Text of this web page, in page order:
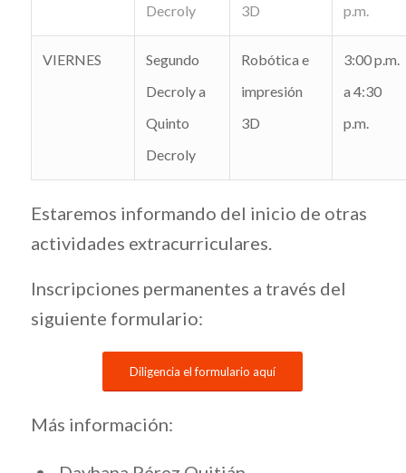
Decroly
3D
p.m.
VIERNES
Segundo
Decroly a
Quinto
Decroly
Robótica e
impresión
3D
3:00 p.m.
a 4:30
p.m.
Estaremos informando del inicio de otras
actividades extracurriculares.
Inscripciones permanentes a través del
siguiente formulario:
Diligencia el formulario aquí
Más información: